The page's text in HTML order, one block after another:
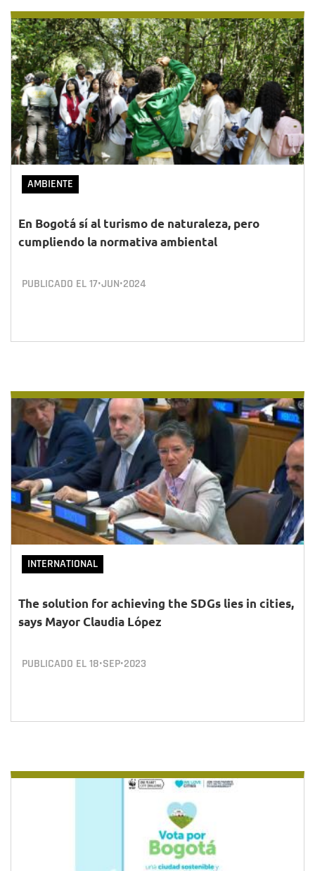
AMBIENTE
En Bogotá sí al turismo de naturaleza, pero
cumpliendo la normativa ambiental
PUBLICADO EL17•JUN•2024
INTERNATIONAL
The solution for achieving the SDGs lies in cities,
says Mayor Claudia López
PUBLICADO EL18•SEP•2023